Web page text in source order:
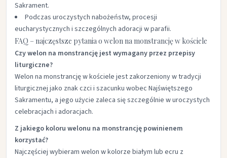
Sakrament.​
Podczas uroczystych nabożeństw, procesji
eucharystycznych i szczególnych adoracji w parafii.​
FAQ – najczęstsze pytania o welon na monstrancję w kościele
Czy welon na monstrancję jest wymagany przez przepisy
liturgiczne?
Welon na monstrancję w kościele jest zakorzeniony w tradycji
liturgicznej jako znak czci i szacunku wobec Najświętszego
Sakramentu, a jego użycie zaleca się szczególnie w uroczystych
celebracjach i adoracjach.​
Z jakiego koloru welonu na monstrancję powinienem
korzystać?
Najczęściej wybieram welon w kolorze białym lub ecru z